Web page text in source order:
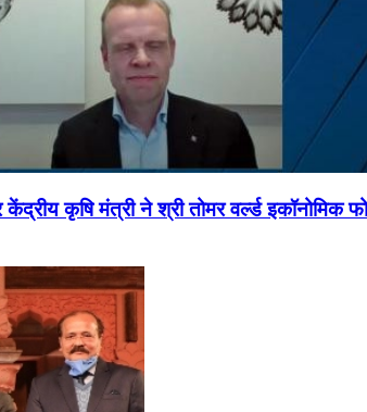
कृषि मंत्री ने श्री तोमर वर्ल्ड इकॉनोमिक